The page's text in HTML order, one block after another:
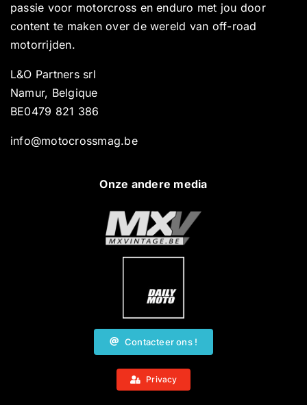
passie voor motorcross en enduro met jou door
content te maken over de wereld van off-road
motorrijden.
L&O Partners srl
Namur, Belgique
BE0479 821 386
info@motocrossmag.be
Onze andere media
Contacteer ons !
Privacy